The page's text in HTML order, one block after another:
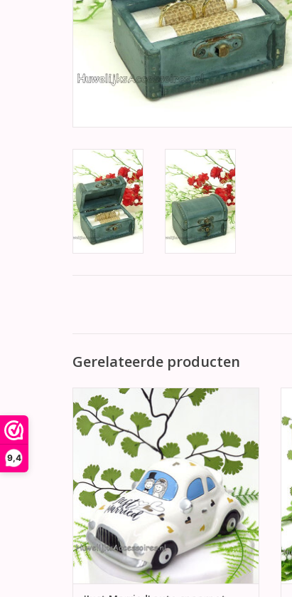
9,4
Gerelateerde producten
Een prachtige bruidstaart topper. De
bruid en bruidegom zitten samen in een
mooie wit bruidsauto. Aan de motorkap
van deze auto staat 'Just Married'
TOEVOEGEN AAN WINKELWAGEN